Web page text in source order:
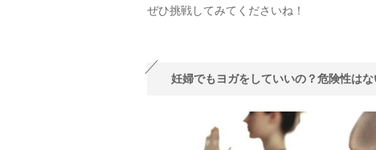
ぜひ挑戦してみてくださいね！
妊婦でもヨガをしていいの？危険性はな